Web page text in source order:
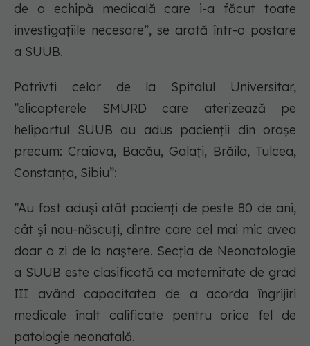
de o echipă medicală care i-a făcut toate
investigațiile necesare”, se arată într-o postare
a SUUB.
Potrivti celor de la Spitalul Universitar,
”elicopterele SMURD care aterizează pe
heliportul SUUB au adus pacienții din orașe
precum: Craiova, Bacău, Galați, Brăila, Tulcea,
Constanța, Sibiu”:
”Au fost aduși atât pacienți de peste 80 de ani,
cât și nou-născuți, dintre care cel mai mic avea
doar o zi de la naștere. Secția de Neonatologie
a SUUB este clasificată ca maternitate de grad
III având capacitatea de a acorda îngrijiri
medicale înalt calificate pentru orice fel de
patologie neonatală.